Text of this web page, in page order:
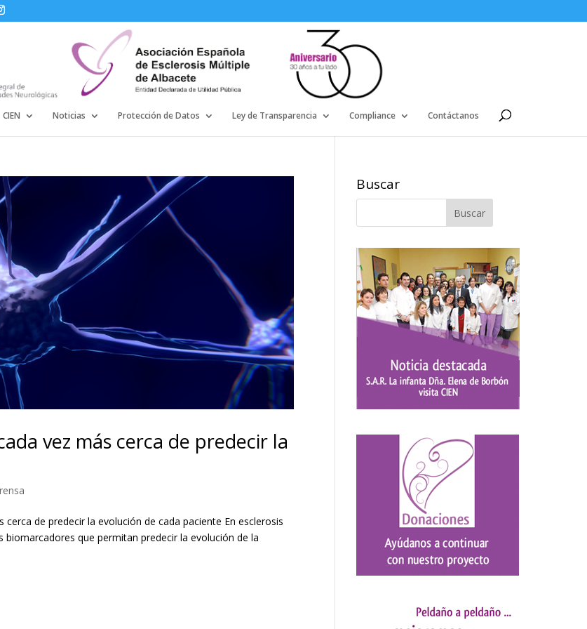
CIEN Noticias Protección de Datos Ley de Transparencia Compliance Contáctanos
vez más cerca de predecir la
de predecir la evolución de cada paciente En esclerosis
que permitan predecir la evolución de la
Buscar